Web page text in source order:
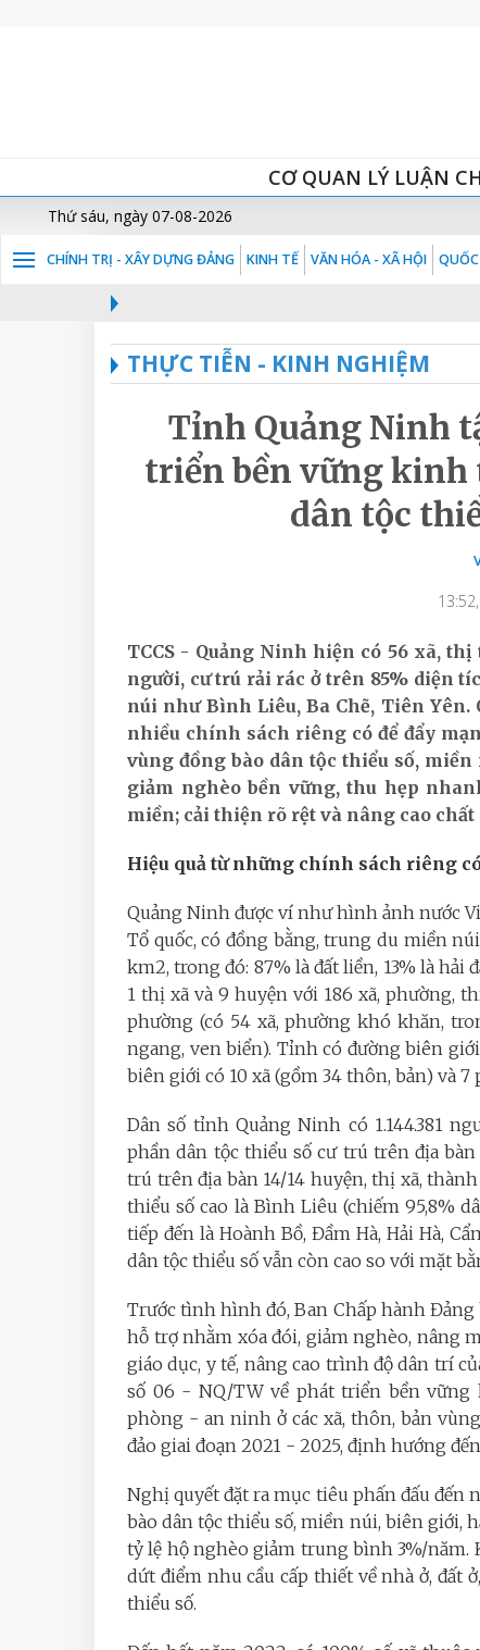
CƠ QUAN LÝ LUẬN
Thứ sáu, ngày 07-08-2026
CHÍNH TRỊ - XÂY DỰNG ĐẢNG KINH TẾ VĂN HÓA - XÃ HỘI
THỰC TIỄN - KINH NGHIỆM
Tỉnh Quảng Ninh
triển bền vững kinh
dân tộc
TCCS - Quảng Ninh hiện có 56 xã, thị
người, cư trú rải rác ở trên 85% diện
núi như Bình Liêu, Ba Chẽ, Tiên Yên.
nhiều chính sách riêng có để đẩy
vùng đồng bào dân tộc thiểu số,
giảm nghèo bền vững, thu hẹp
miền; cải thiện rõ rệt và nâng cao
Hiệu quả từ những chính sách riêng
Quảng Ninh được ví như hình ảnh nước
Tổ quốc, có đồng bằng, trung du miền
km2, trong đó: 87% là đất liền, 13% là
1 thị xã và 9 huyện với 186 xã, phường,
phường (có 54 xã, phường khó khăn,
ngang, ven biển). Tỉnh có đường biên
biên giới có 10 xã (gồm 34 thôn, bản) và
Dân số tỉnh Quảng Ninh có 1.144.381
phần dân tộc thiểu số cư trú trên địa
trú trên địa bàn 14/14 huyện, thị xã,
thiểu số cao là Bình Liêu (chiếm 95,8%
tiếp đến là Hoành Bồ, Đầm Hà, Hải Hà,
dân tộc thiểu số vẫn còn cao so với mặt
Trước tình hình đó, Ban Chấp hành
hỗ trợ nhằm xóa đói, giảm nghèo, nâng
giáo dục, y tế, nâng cao trình độ dân trí
số 06 - NQ/TW về phát triển bền
phòng - an ninh ở các xã, thôn, bản
đảo giai đoạn 2021 - 2025, định hướng
Nghị quyết đặt ra mục tiêu phấn đấu đến
bào dân tộc thiểu số, miền núi, biên giới,
tỷ lệ hộ nghèo giảm trung bình 3%/năm.
dứt điểm nhu cầu cấp thiết về nhà ở, đất
thiểu số.